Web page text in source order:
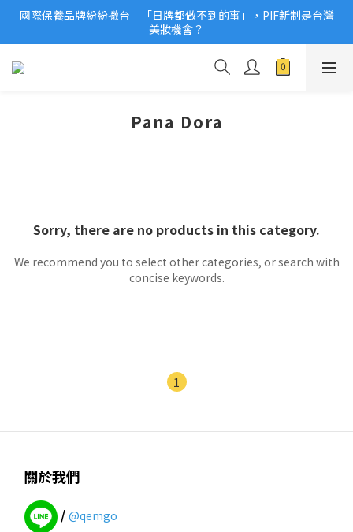
2026美妝小樣、試用品變少？PIF化妝品身分證7月上路！消費者
必懂5觀念
國際保養品牌紛紛撤台　「日牌都做不到的事」，PIF新制是台灣
美妝機會？
2026美妝小樣、試用品變少？PIF化妝品身分證7月上路！消費者
Pana Dora
Sorry, there are no products in this category.
We recommend you to select other categories, or search with
concise keywords.
1
關於我們
/ @qemgo